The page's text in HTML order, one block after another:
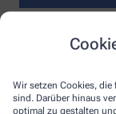
Wir setzen Cookies,
sind. Darüber hinaus
optimal zu gestalten
Potential deines
Enzymen deine
Raumfüllend,